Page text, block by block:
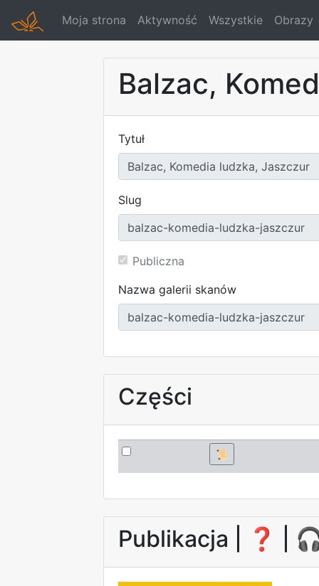
Moja strona Aktywność Wszystkie Obrazy
Balzac,
Tytuł
Slug
Publiczna
Nazwa galerii skanów
Części
📜
Publikacja | ❓ |